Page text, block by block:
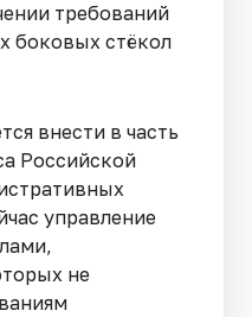
требований
боковых стёкол
внести в часть
Российской
управление
не